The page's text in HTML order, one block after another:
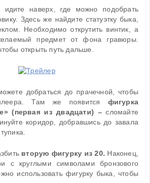
идите наверх, где можно подобрать
Здесь же найдите статуэтку быка,
Необходимо открутить винтик, а
предмет от фона гравюры.
открыть путь дальше.
добраться до прачечной, чтобы
Там же появится фигурка
(первая из двадцати) –сломайте
коридор, добравшись до завала
вторую фигурку из 20. Наконец,
с круглыми символами бронзового
использовать фигурку быка, чтобы